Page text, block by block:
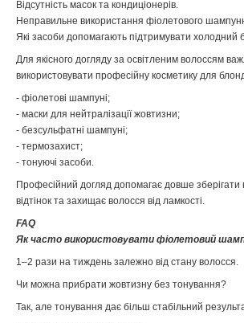
Відсутність масок та кондиціонерів.
Неправильне використання фіолетового
Які засоби допомагають підтримувати холодний
Для якісного догляду за освітленим волоссям
використовувати професійну косметику для
- фіолетові шампуні;
- маски для нейтралізації жовтизни;
- безсульфатні шампуні;
- термозахист;
- тонуючі засоби.
Професійний догляд допомагає довше зберігати
відтінок та захищає волосся від ламкості.
FAQ
Як часто використовувати фіолетовий
1–2 рази на тиждень залежно від стану волосся.
Чи можна прибрати жовтизну без тонування?
Так, але тонування дає більш стабільний